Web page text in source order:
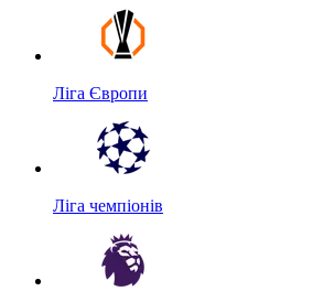
Ліга Європи
Ліга чемпіонів